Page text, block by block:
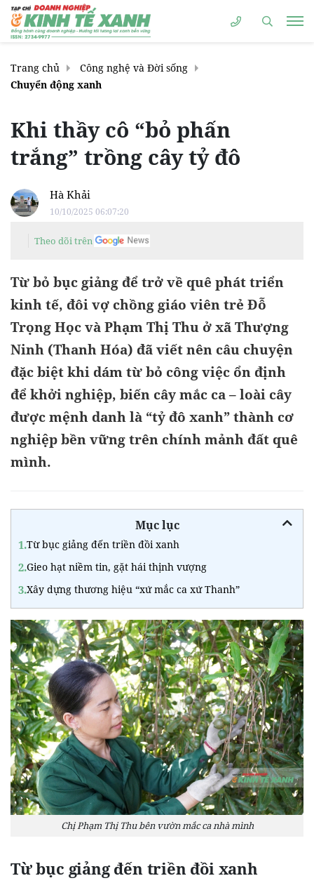
Trang chủ
Công nghệ và Đời sống
Chuyển động xanh
Khi thầy cô “bỏ phấn
trắng” trồng cây tỷ đô
Hà Khải
10/10/2025 06:07:20
Theo dõi trên
Từ bỏ bục giảng để trở về quê phát triển
kinh tế, đôi vợ chồng giáo viên trẻ Đỗ
Trọng Học và Phạm Thị Thu ở xã Thượng
Ninh (Thanh Hóa) đã viết nên câu chuyện
đặc biệt khi dám từ bỏ công việc ổn định
để khởi nghiệp, biến cây mắc ca – loài cây
được mệnh danh là “tỷ đô xanh” thành cơ
nghiệp bền vững trên chính mảnh đất quê
mình.
Mục lục
1.Từ bục giảng đến triền đồi xanh
2.Gieo hạt niềm tin, gặt hái thịnh vượng
3.Xây dựng thương hiệu “xứ mắc ca xứ Thanh”
Chị Phạm Thị Thu bên vườn mắc ca nhà mình
Từ bục giảng đến triền đồi xanh